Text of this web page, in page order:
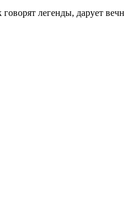
легенды, дарует